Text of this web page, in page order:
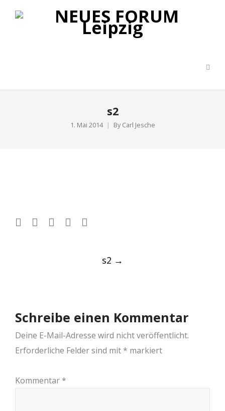
s2
1. Mai 2014 By Carl Jesche
s2 →
Schreibe einen Kommentar
Deine E-Mail-Adresse wird nicht veröffentlicht.
Erforderliche Felder sind mit * markiert
Kommentar *